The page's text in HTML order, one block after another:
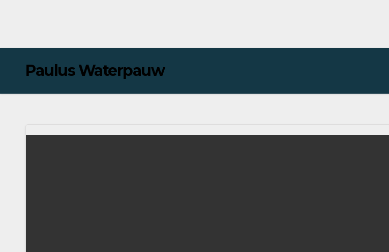
Paulus Waterpauw